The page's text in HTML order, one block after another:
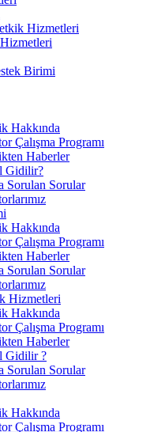
Hizmetleri
Birimi
Hakkında
Çalışma Programı
Haberler
Gidilir?
Sorulan Sorular
Hakkında
Çalışma Programı
Haberler
Sorulan Sorular
Hizmetleri
Hakkında
Çalışma Programı
Haberler
Gidilir ?
Sorulan Sorular
Hakkında
Çalışma Programı